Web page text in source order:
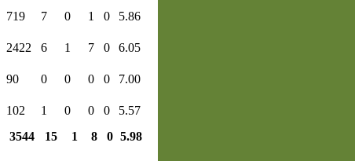
719 7 0 1 0 5.86
2422 6 1 7 0 6.05
90 0 0 0 0 7.00
102 1 0 0 0
5.57
3544 15 1 8 0 5.98